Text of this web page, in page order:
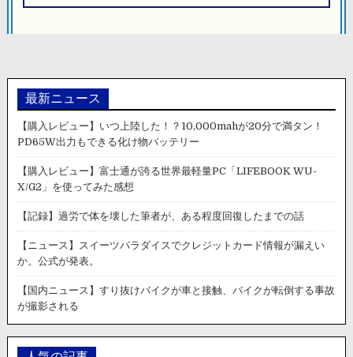
最新ニュース
【購入レビュー】いつ上陸した！？10,000mahが20分で満タン！
PD65W出力もできる化け物バッテリー
【購入レビュー】富士通が誇る世界最軽量PC「LIFEBOOK WU-
X/G2」を使ってみた感想
【記録】過労で体を壊した筆者が、ある程度回復したまでの話
【ニュース】スイーツパラダイスでクレジットカード情報が漏えい
か。公式が発表。
【国内ニュース】すり抜けバイクが車と接触、バイクが転倒する事故
が撮影される